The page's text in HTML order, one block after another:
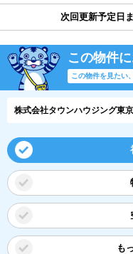
次回更新予定日
この物件
この物件を見たい
株式会社タウンハウジング東
も